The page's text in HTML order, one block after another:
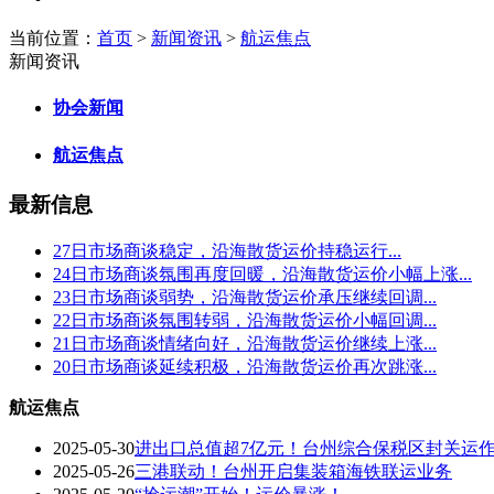
当前位置： 首页 > 新闻资讯 > 航运焦点
新闻资讯
协会新闻
航运焦点
最新信息
27日市场商谈稳定，沿海散货运价持稳运行...
24日市场商谈氛围再度回暖，沿海散货运价小幅上涨...
23日市场商谈弱势，沿海散货运价承压继续回调...
22日市场商谈氛围转弱，沿海散货运价小幅回调...
21日市场商谈情绪向好，沿海散货运价继续上涨...
20日市场商谈延续积极，沿海散货运价再次跳涨...
航运焦点
2025-05-30进出口总值超7亿元！台州综合保税区封关运
2025-05-26三港联动！台州开启集装箱海铁联运业务